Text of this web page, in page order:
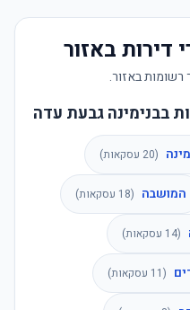
דירות באזור
באזור.
בבנימינה גבעת עדה
(
20 עסקאות)
המושבה (
18 עסקאות)
(
14 עסקאות)
(
11 עסקאות)